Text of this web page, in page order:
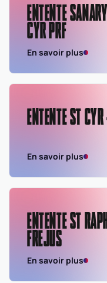
ENTENTE
CYR PRF
En savoir plus
ENTENTE ST
En savoir plus
ENTENTE ST
FREJUS
En savoir plus